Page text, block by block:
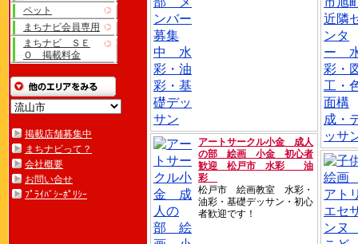
ペット
まちナビ会員専用
まちナビ ＳＥ
Ｏ 掲載料金
掲載店舗募集中
まちナビって？
会社概要
お問い合せ
ﾌﾟﾗｲﾊﾞｼｰﾎﾟﾘｼｰ
アートサークル小金 成人
の部 絵画 小金 初心者
歓迎 松戸市 水彩 油
彩
松戸市 絵画教室 水彩・
油彩・基礎デッサン・初心
者歓迎です！